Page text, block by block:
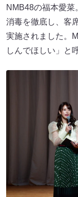
NMB48の福本愛
消毒を徹底し、客
実施されました。
しんでほしい」と